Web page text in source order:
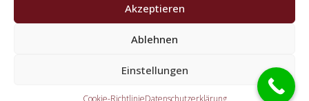
Akzeptieren
Ablehnen
Einstellungen
Cookie-RichtlinieDatenschutzerklärung
Schlüsseldienst Spezialisten?